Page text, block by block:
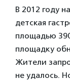
В 2012 году
детская
площадью
площадку
Жители
не удалось.